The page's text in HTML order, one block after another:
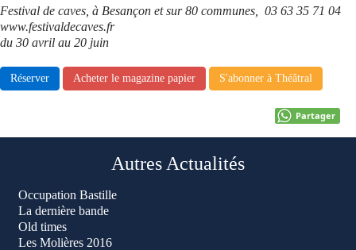
Festival de caves, à Besançon et sur 80 communes, 03 63 35 71 04
www.festivaldecaves.fr
du 30 avril au 20 juin
Réserver Acheter le magazine papier S'abonner à Théâtral
Partager
Autres Actualités
Occupation Bastille
La dernière bande
Old times
Les Molières 2016